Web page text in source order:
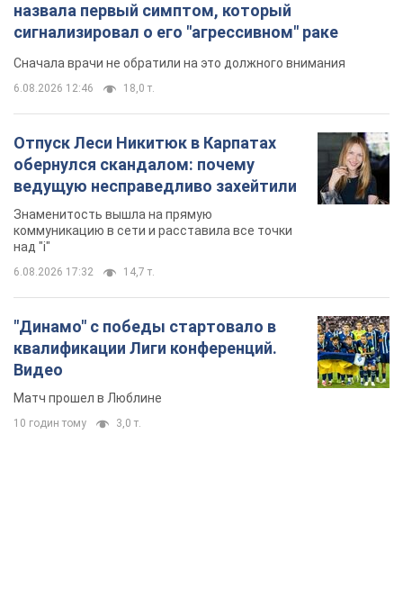
назвала первый симптом, который
сигнализировал о его "агрессивном" раке
Сначала врачи не обратили на это должного внимания
6.08.2026 12:46 18,0 т.
Отпуск Леси Никитюк в Карпатах
обернулся скандалом: почему
ведущую несправедливо захейтили
Знаменитость вышла на прямую
коммуникацию в сети и расставила все точки
над "i"
6.08.2026 17:32 14,7 т.
"Динамо" с победы стартовало в
квалификации Лиги конференций.
Видео
Матч прошел в Люблине
10 годин тому 3,0 т.